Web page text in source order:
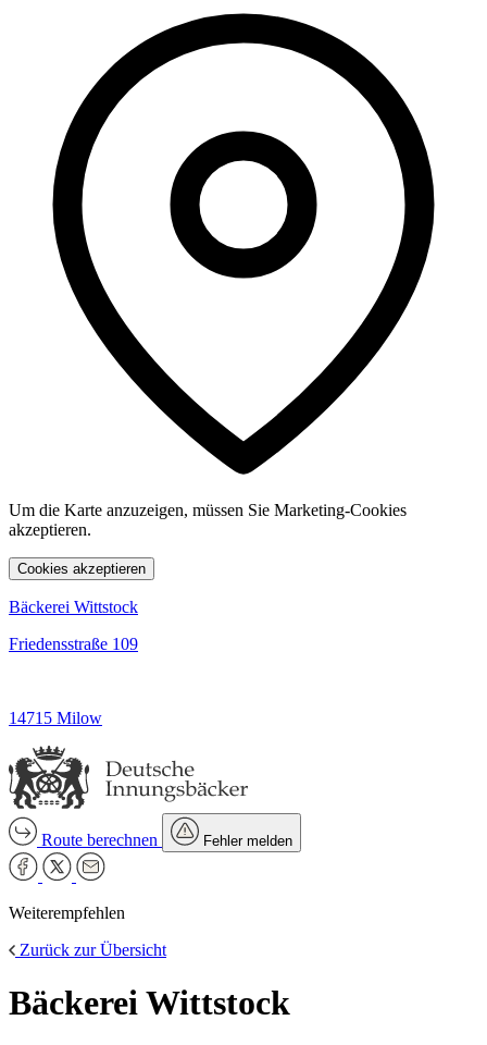
Um die Karte anzuzeigen, müssen Sie Marketing-Cookies
akzeptieren.
Cookies akzeptieren
Bäckerei Wittstock
Friedensstraße 109
14715 Milow
Route berechnen Fehler melden
Weiterempfehlen
Zurück zur Übersicht
Bäckerei Wittstock